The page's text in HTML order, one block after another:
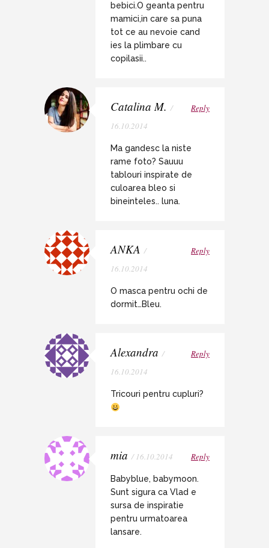
bebici.O geanta pentru
mamici,in care sa puna
tot ce au nevoie cand
ies la plimbare cu
copilasii..
Catalina M. /
16.10.2014
Reply
Ma gandesc la niste
rame foto? Sauuu
tablouri inspirate de
culoarea bleo si
bineinteles.. luna.
ANKA /
16.10.2014
Reply
O masca pentru ochi de
dormit…Bleu.
Alexandra /
16.10.2014
Reply
Tricouri pentru cupluri?
mia / 16.10.2014 Reply
Babyblue, babymoon.
Sunt sigura ca Vlad e
sursa de inspiratie
pentru urmatoarea
lansare.